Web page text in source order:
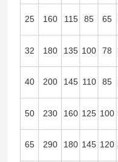
25 160 115 85 65
32 180 135 100 78
40 200 145 110 85
50 230 160 125 100
65 290 180 145 120